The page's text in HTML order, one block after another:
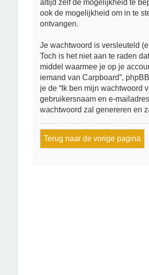
altijd zelf de mogelijkheid te
ook de mogelijkheid om in te
ontvangen.
Je wachtwoord is versleuteld
Toch is het niet aan te raden
middel waarmee je op je
iemand van Carpboard”,
je de “Ik ben mijn wachtwoord
gebruikersnaam en e-
wachtwoord zal genereren en
Terug naar de vorige pagina